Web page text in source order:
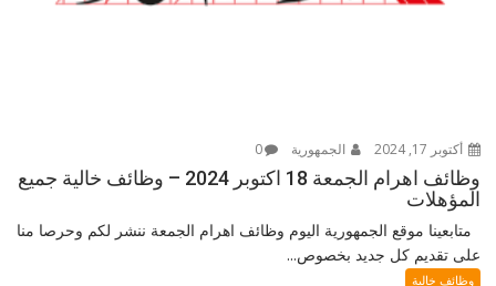
أكتوبر 17, 2024 الجمهورية 0
وظائف اهرام الجمعة 18 اكتوبر 2024 – وظائف خالية جميع
المؤهلات
متابعينا موقع الجمهورية اليوم وظائف اهرام الجمعة ننشر لكم وحرصا منا
على تقديم كل جديد بخصوص...
وظائف خالية